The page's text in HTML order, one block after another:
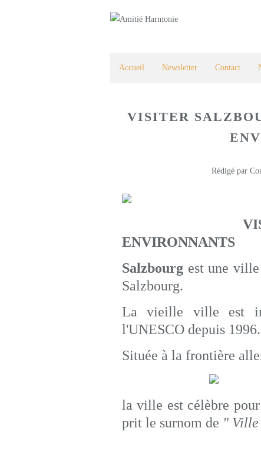
Accueil Newsletter Contact
VISITER
Rédigé par
ENVIRONNANTS
Salzbourg est une
Salzbourg.
La vieille ville est
l'UNESCO depuis 1996.
Située à la frontière
la ville est célèbre
prit le surnom de "